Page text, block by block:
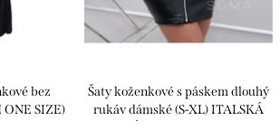
bez
SIZE)
Šaty koženkové s páskem dlouhý
rukáv dámské (S-XL) ITALSKÁ